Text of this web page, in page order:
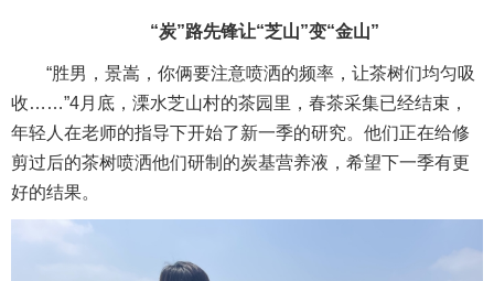
“炭”路先锋让“芝山”变“金山”
“胜男，景嵩，你俩要注意喷洒的频率，让茶树们均匀吸
收……”4月底，溧水芝山村的茶园里，春茶采集已经结束，
年轻人在老师的指导下开始了新一季的研究。他们正在给修
剪过后的茶树喷洒他们研制的炭基营养液，希望下一季有更
好的结果。